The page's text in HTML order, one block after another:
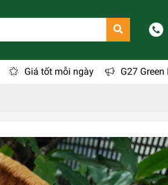
Giá tốt mỗi ngày G27 Green